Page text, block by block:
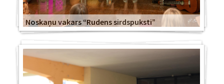
Noskaņu vakars “Rudens sirdspuksti”